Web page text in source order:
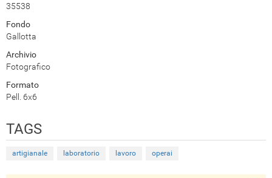
35538
Fondo
Gallotta
Archivio
Fotografico
Formato
Pell. 6x6
TAGS
artigianale laboratorio lavoro operai